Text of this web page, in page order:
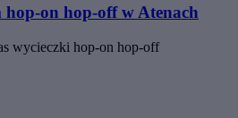
hop-on hop-off w Atenach
wycieczki hop-on hop-off